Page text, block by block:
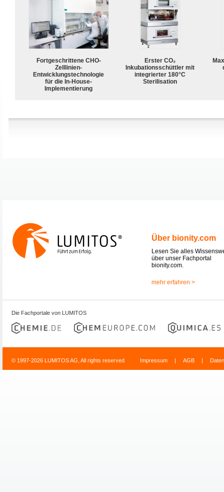
Fortgeschrittene CHO-
Zelllinien-
Entwicklungstechnologie
für die In-House-
Implementierung
Erster CO₂
Inkubationsschüttler mit
integrierter 180°C
Sterilisation
Über bionity.com
Lesen Sie alles
über unser Fachportal
bionity.com.
mehr erfahren >
Die Fachportale von LUMITOS
© 1997-2026 LUMITOS AG, All rights reserved Impressum | AGB |